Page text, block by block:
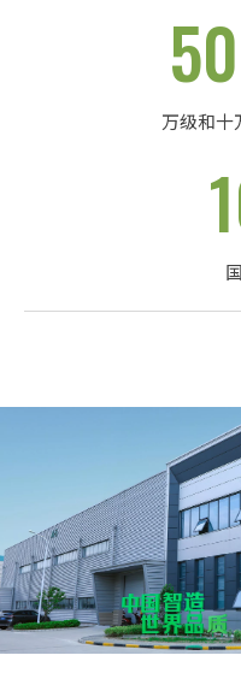
万级和十